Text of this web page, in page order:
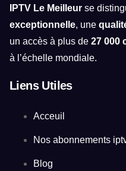
IPTV Le Meilleur se
exceptionnelle, une
un accès à plus de 27 000
à l’échelle mondiale.
Liens Utiles
Acceuil
Nos abonnements
Blog